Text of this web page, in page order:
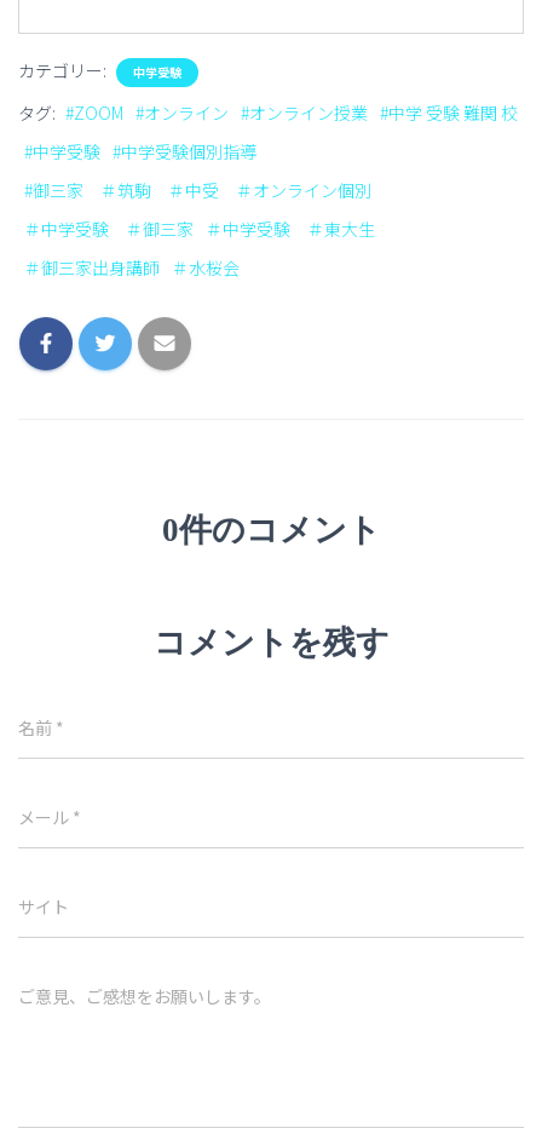
カテゴリー: 中学受験
タグ: #ZOOM #オンライン #オンライン授業 #中学 受験 難関 校
#中学受験 #中学受験個別指導
#御三家 ＃筑駒 ＃中受 ＃オンライン個別
＃中学受験 ＃御三家
＃中学受験 ＃東大生
＃御三家出身講師 ＃水桜会
0件のコメント
コメントを残す
名前 *
メール *
サイト
ご意見、ご感想をお願いします。